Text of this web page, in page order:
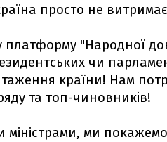
просто не
платформу "Народної
чи
країни! Нам
та топ-чиновників!
ми